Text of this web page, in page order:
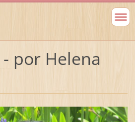
por Helena